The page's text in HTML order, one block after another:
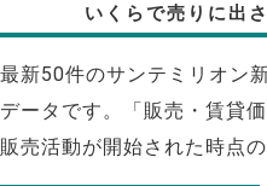
いくらで売りに出
最新50件のサンテミリオン
データです。「販売・賃貸
販売活動が開始された時点